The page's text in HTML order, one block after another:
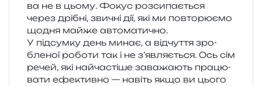
ва не в цьому. Фокус роз­си­па­є­ться
через дрі­бні, зви­чні дії, які ми повто­рю­є­мо
щодня майже автоматично.
У під­сум­ку день минає, а від­чу­т­тя зро­
бле­ної робо­ти так і не з’являється. Ось сім
речей, які най­ча­сті­ше зава­жа­ють пра­цю­
ва­ти ефе­ктив­но — навіть якщо ви цього